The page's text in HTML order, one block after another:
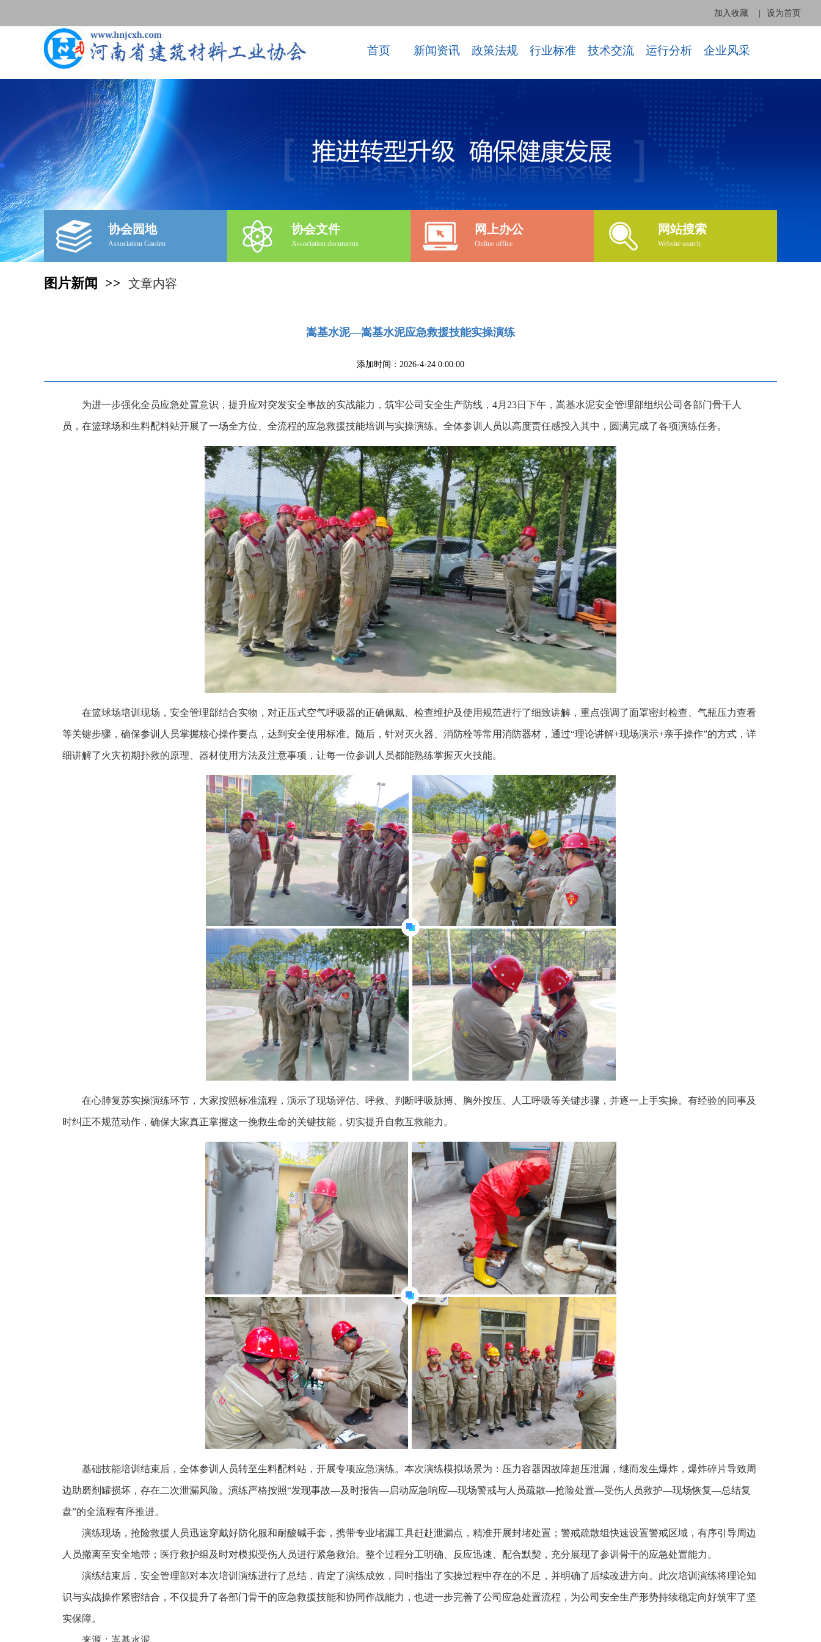
加入收藏 设为首页
首页 新闻资讯 政策法规 行业标准 技术交流 运行分析 企业风采
协会园地
Association Garden
协会文件
Association documents
网上办公
Online office
网站搜索
Website search
图片新闻 >> 文章内容
嵩基水泥—嵩基水泥应急救援技能实操演练
添加时间：2026-4-24 0:00:00
为进一步强化全员应急处置意识，提升应对突发安全事故的实战能力，筑牢公司安全生产防线，4月23日下午，嵩基水泥安全管理部组织公司各部门骨干人
员，在篮球场和生料配料站开展了一场全方位、全流程的应急救援技能培训与实操演练。全体参训人员以高度责任感投入其中，圆满完成了各项演练任务。
在篮球场培训现场，安全管理部结合实物，对正压式空气呼吸器的正确佩戴、检查维护及使用规范进行了细致讲解，重点强调了面罩密封检查、气瓶压力查看
等关键步骤，确保参训人员掌握核心操作要点，达到安全使用标准。随后，针对灭火器、消防栓等常用消防器材，通过“理论讲解+现场演示+亲手操作”的方式，详
细讲解了火灾初期扑救的原理、器材使用方法及注意事项，让每一位参训人员都能熟练掌握灭火技能。
在心肺复苏实操演练环节，大家按照标准流程，演示了现场评估、呼救、判断呼吸脉搏、胸外按压、人工呼吸等关键步骤，并逐一上手实操。有经验的同事及
时纠正不规范动作，确保大家真正掌握这一挽救生命的关键技能，切实提升自救互救能力。
基础技能培训结束后，全体参训人员转至生料配料站，开展专项应急演练。本次演练模拟场景为：压力容器因故障超压泄漏，继而发生爆炸，爆炸碎片导致周
边助磨剂罐损坏，存在二次泄漏风险。演练严格按照“发现事故—及时报告—启动应急响应—现场警戒与人员疏散—抢险处置—受伤人员救护—现场恢复—总结复
盘”的全流程有序推进。
演练现场，抢险救援人员迅速穿戴好防化服和耐酸碱手套，携带专业堵漏工具赶赴泄漏点，精准开展封堵处置；警戒疏散组快速设置警戒区域，有序引导周边
人员撤离至安全地带；医疗救护组及时对模拟受伤人员进行紧急救治。整个过程分工明确、反应迅速、配合默契，充分展现了参训骨干的应急处置能力。
演练结束后，安全管理部对本次培训演练进行了总结，肯定了演练成效，同时指出了实操过程中存在的不足，并明确了后续改进方向。此次培训演练将理论知
识与实战操作紧密结合，不仅提升了各部门骨干的应急救援技能和协同作战能力，也进一步完善了公司应急处置流程，为公司安全生产形势持续稳定向好筑牢了坚
实保障。
来源：嵩基水泥